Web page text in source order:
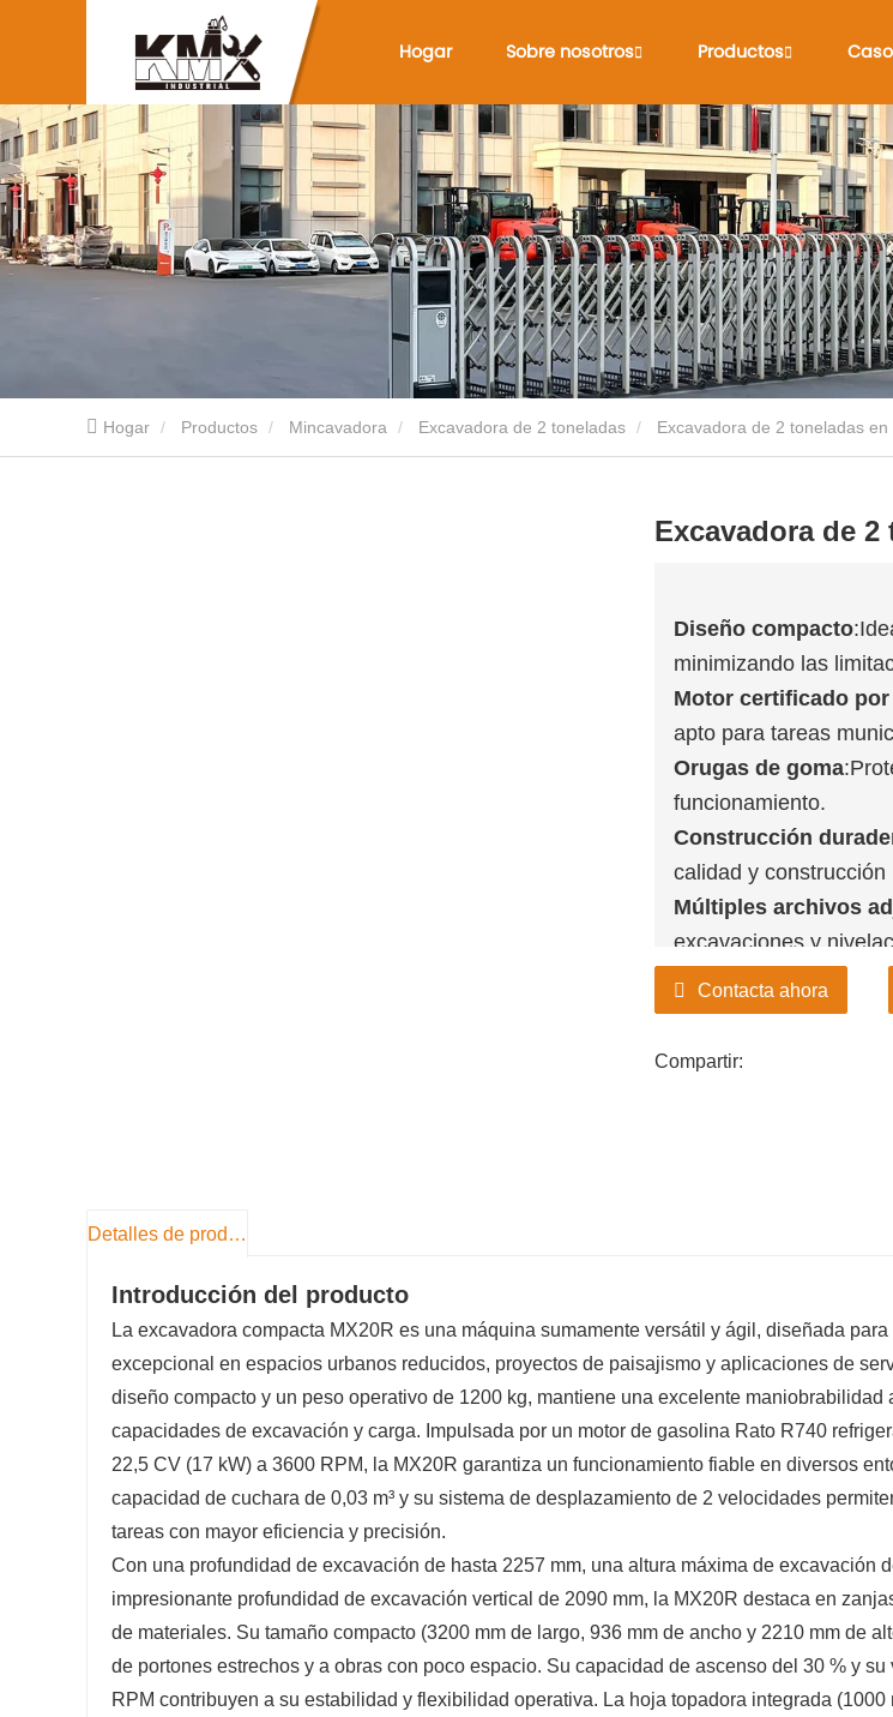
Hogar Sobre nosotros Productos
Hogar Productos Mincavadora Excavadora de 2 toneladas Excavadora de 2 toneladas en
Excavadora de
Diseño compacto
minimizando las
Motor certificado por
apto para tareas
Orugas de goma
funcionamiento.
Construcción
calidad y construcción
Múltiples archivos
excavaciones y
Contacta ahora
Compartir:
Detalles de producto
Introducción del producto
La excavadora compacta MX20R es una máquina sumamente versátil y ágil, diseñada
excepcional en espacios urbanos reducidos, proyectos de paisajismo y aplicaciones de
diseño compacto y un peso operativo de 1200 kg, mantiene una excelente maniobrabilidad
capacidades de excavación y carga. Impulsada por un motor de gasolina Rato R740
22,5 CV (17 kW) a 3600 RPM, la MX20R garantiza un funcionamiento fiable en diversos
capacidad de cuchara de 0,03 m³ y su sistema de desplazamiento de 2 velocidades
tareas con mayor eficiencia y precisión.
Con una profundidad de excavación de hasta 2257 mm, una altura máxima de excavación
impresionante profundidad de excavación vertical de 2090 mm, la MX20R destaca en
de materiales. Su tamaño compacto (3200 mm de largo, 936 mm de ancho y 2210 mm de
de portones estrechos y a obras con poco espacio. Su capacidad de ascenso del 30 % y
RPM contribuyen a su estabilidad y flexibilidad operativa. La hoja topadora integrada (1000